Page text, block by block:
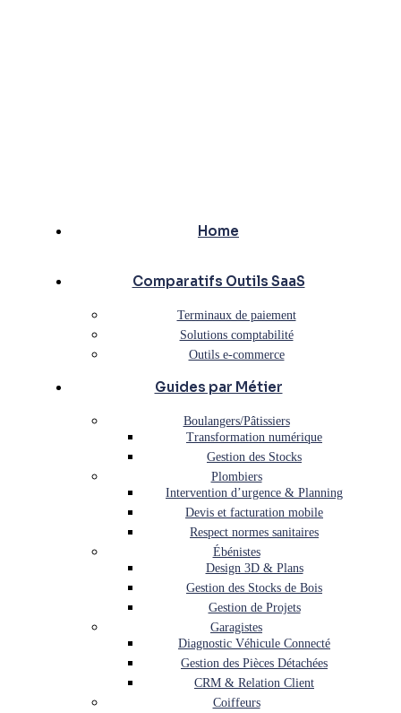
Home
Comparatifs Outils SaaS
Terminaux de paiement
Solutions comptabilité
Outils e-commerce
Guides par Métier
Boulangers/Pâtissiers
Transformation numérique
Gestion des Stocks
Plombiers
Intervention d’urgence & Planning
Devis et facturation mobile
Respect normes sanitaires
Ébénistes
Design 3D & Plans
Gestion des Stocks de Bois
Gestion de Projets
Garagistes
Diagnostic Véhicule Connecté
Gestion des Pièces Détachées
CRM & Relation Client
Coiffeurs